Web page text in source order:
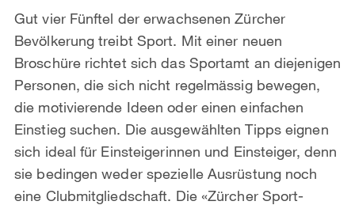
Gut vier Fünftel der erwachsenen Zürcher
Bevölkerung treibt Sport. Mit einer neuen
Broschüre richtet sich das Sportamt an diejenigen
Personen, die sich nicht regelmässig bewegen,
die motivierende Ideen oder einen einfachen
Einstieg suchen. Die ausgewählten Tipps eignen
sich ideal für Einsteigerinnen und Einsteiger, denn
sie bedingen weder spezielle Ausrüstung noch
eine Clubmitgliedschaft. Die «Zürcher Sport-